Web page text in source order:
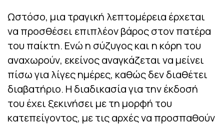
Ωστόσο, μια τραγική λεπτομέρεια έρχεται
να προσθέσει επιπλέον βάρος στον πατέρα
του παίκτη. Ενώ η σύζυγος και η κόρη του
αναχωρούν, εκείνος αναγκάζεται να μείνει
πίσω για λίγες ημέρες, καθώς δεν διαθέτει
διαβατήριο. Η διαδικασία για την έκδοσή
του έχει ξεκινήσει με τη μορφή του
κατεπείγοντος, με τις αρχές να προσπαθούν